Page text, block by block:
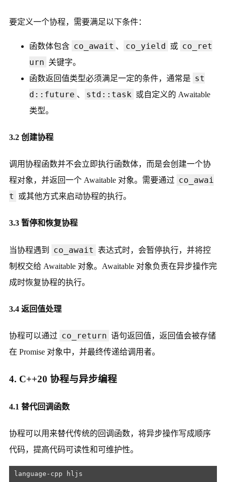
要定义一个协程，需要满足以下条件：
函数体包含 co_await 、 co_yield 或 co_ret
urn 关键字。
函数返回值类型必须满足一定的条件，通常是 st
d::future 、 std::task 或自定义的 Awaitable
类型。
3.2 创建协程
调用协程函数并不会立即执行函数体，而是会创建一个协
程对象，并返回一个 Awaitable 对象。需要通过 co_awai
t
或其他方式来启动协程的执行。
3.3 暂停和恢复协程
当协程遇到 co_await 表达式时，会暂停执行，并将控
制权交给 Awaitable 对象。Awaitable 对象负责在异步操作完
成时恢复协程的执行。
3.4 返回值处理
协程可以通过 co_return 语句返回值，返回值会被存储
在 Promise 对象中，并最终传递给调用者。
4. C++20 协程与异步编程
4.1 替代回调函数
协程可以用来替代传统的回调函数，将异步操作写成顺序
代码，提高代码可读性和可维护性。